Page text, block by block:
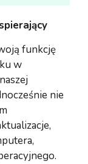
funkcję
w
nie